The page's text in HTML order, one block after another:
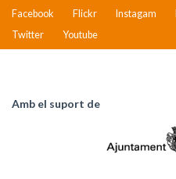
Facebook
Flickr Instagam
Twitter
Youtube
Amb el suport de